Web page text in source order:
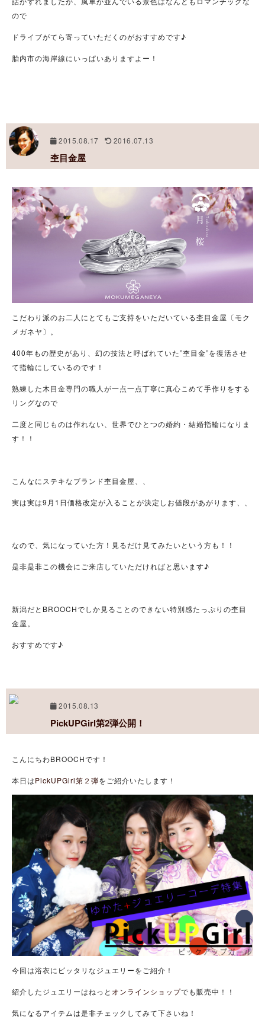
ので
ドライブがてら寄っていただくのがおすすめです♪
胎内市の海岸線にいっぱいありますよー！
2015.08.17 2016.07.13
杢目金屋
こだわり派のお二人にとてもご支持をいただいている杢目金屋〔モク
メガネヤ〕。
400年もの歴史があり、幻の技法と呼ばれていた”杢目金”を復活させ
て指輪にしているのです！
熟練した木目金専門の職人が一点一点丁寧に真心こめて手作りをする
リングなので
二度と同じものは作れない、世界でひとつの婚約・結婚指輪になりま
す！！
こんなにステキなブランド杢目金屋、、
実は実は9月1日価格改定が入ることが決定しお値段があがります、、
なので、気になっていた方！見るだけ見てみたいという方も！！
是非是非この機会にご来店していただければと思います♪
新潟だとBROOCHでしか見ることのできない特別感たっぷりの杢目
金屋。
おすすめです♪
2015.08.13
PickUPGirl第2弾公開！
こんにちわBROOCHです！
本日はPickUPGirl第２弾をご紹介いたします！
今回は浴衣にピッタリなジュエリーをご紹介！
紹介したジュエリーはねっと オンラインショップでも販売中！！
気になるアイテムは是非チェックしてみて下さいね！